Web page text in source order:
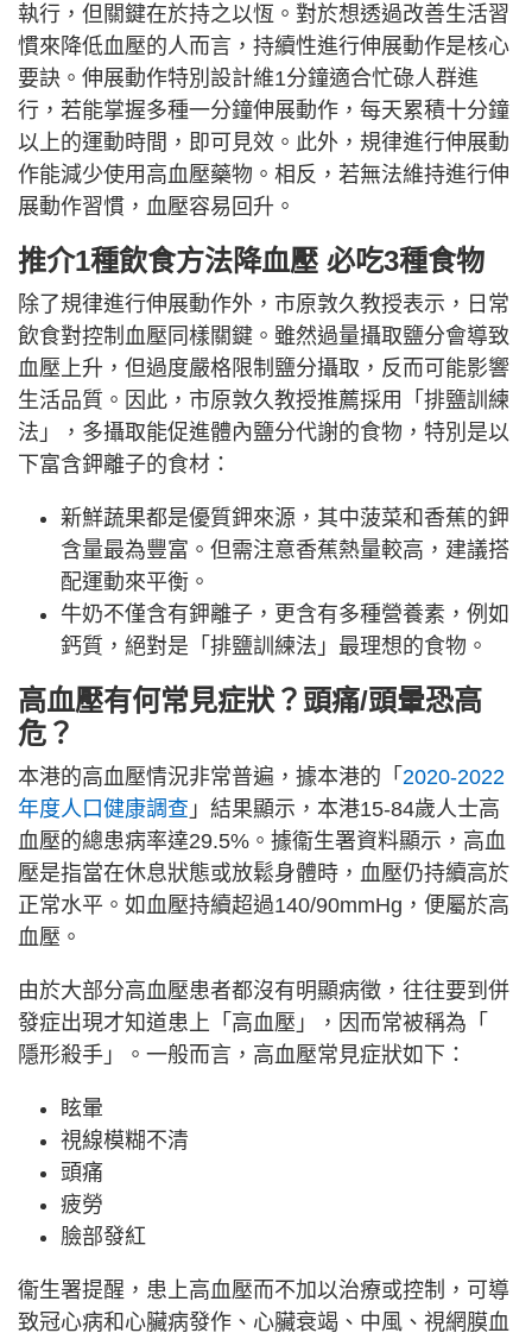
執行，但關鍵在於持之以恆。對於想透過改善生活習
慣來降低血壓的人而言，持續性進行伸展動作是核心
要訣。伸展動作特別設計維1分鐘適合忙碌人群進
行，若能掌握多種一分鐘伸展動作，每天累積十分鐘
以上的運動時間，即可見效。此外，規律進行伸展動
作能減少使用高血壓藥物。相反，若無法維持進行伸
展動作習慣，血壓容易回升。
推介1種飲食方法降血壓 必吃3種食物
除了規律進行伸展動作外，市原敦久教授表示，日常
飲食對控制血壓同樣關鍵。雖然過量攝取鹽分會導致
血壓上升，但過度嚴格限制鹽分攝取，反而可能影響
生活品質。因此，市原敦久教授推薦採用「排鹽訓練
法」，多攝取能促進體內鹽分代謝的食物，特別是以
下富含鉀離子的食材：
新鮮蔬果都是優質鉀來源，其中菠菜和香蕉的鉀
含量最為豐富。但需注意香蕉熱量較高，建議搭
配運動來平衡。
牛奶不僅含有鉀離子，更含有多種營養素，例如
鈣質，絕對是「排鹽訓練法」最理想的食物。
高血壓有何常見症狀？頭痛/頭暈恐高
危？
本港的高血壓情況非常普遍，據本港的「 2020-2022
年度人口健康調查 」結果顯示，本港15-84歲人士高
血壓的總患病率達29.5%。據衞生署資料顯示，高血
壓是指當在休息狀態或放鬆身體時，血壓仍持續高於
正常水平。如血壓持續超過140/90mmHg，便屬於高
血壓。
由於大部分高血壓患者都沒有明顯病徵，往往要到併
發症出現才知道患上「高血壓」，因而常被稱為「
隱形殺手」。一般而言，高血壓常見症狀如下：
眩暈
視線模糊不清
頭痛
疲勞
臉部發紅
衞生署提醒，患上高血壓而不加以治療或控制，可導
致冠心病和心臟病發作、心臟衰竭、中風、視網膜血